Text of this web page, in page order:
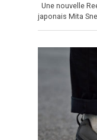
Une nouvelle
japonais Mita